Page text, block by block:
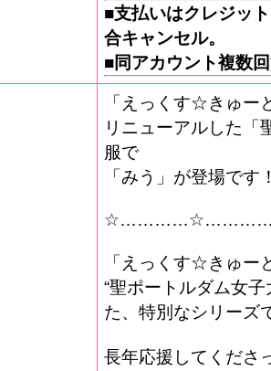
■支払いはクレジッ
合キャンセル。
■同アカウント複数
「えっくす☆きゅ
リニューアルした「
服で
「みう」が登場です
「えっくす☆きゅー
“聖ポートルダム女
た、特別なシリーズ
長年応援してくださ